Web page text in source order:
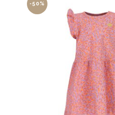
-50%